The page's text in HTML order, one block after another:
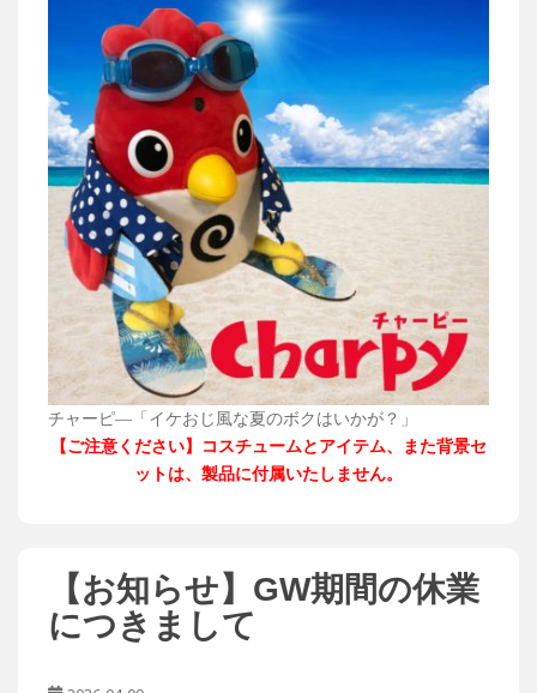
チャーピ―「イケおじ風な夏のボクはいかが？」
【ご注意ください】コスチュームとアイテム、また背景セ
ットは、製品に付属いたしません。
【お知らせ】GW期間の休業
につきまして